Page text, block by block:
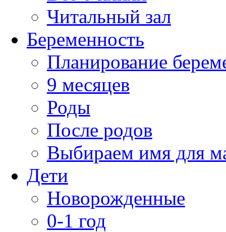
Читальный зал
Беременность
Планирование
9 месяцев
Роды
После родов
Выбираем имя для
Дети
Новорожденные
0-1 год